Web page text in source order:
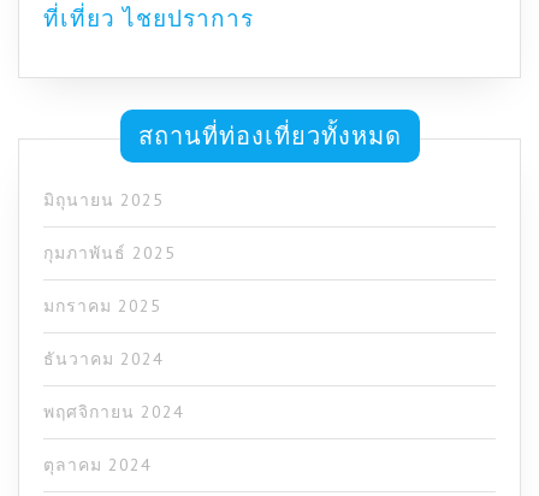
ที่เที่ยว ไชยปราการ
สถานที่ท่องเที่ยวทั้งหมด
มิถุนายน 2025
กุมภาพันธ์ 2025
มกราคม 2025
ธันวาคม 2024
พฤศจิกายน 2024
ตุลาคม 2024